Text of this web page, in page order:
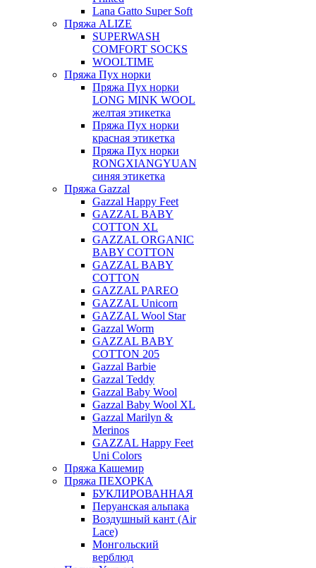
Lana Gatto Super Soft
Пряжа ALIZE
SUPERWASH
COMFORT SOCKS
WOOLTIME
Пряжа Пух норки
Пряжа Пух норки
LONG MINK WOOL
желтая этикетка
Пряжа Пух норки
красная этикетка
Пряжа Пух норки
RONGXIANGYUAN
синяя этикетка
Пряжа Gazzal
Gazzal Happy Feet
GAZZAL BABY
COTTON XL
GAZZAL ORGANIC
BABY COTTON
GAZZAL BABY
COTTON
GAZZAL PAREO
GAZZAL Unicorn
GAZZAL Wool Star
Gazzal Worm
GAZZAL BABY
COTTON 205
Gazzal Barbie
Gazzal Teddy
Gazzal Baby Wool
Gazzal Baby Wool XL
Gazzal Marilyn &
Merinos
GAZZAL Happy Feet
Uni Colors
Пряжа Кашемир
Пряжа ПЕХОРКА
БУКЛИРОВАННАЯ
Перуанская альпака
Воздушный кант (Air
Lace)
Монгольский
верблюд